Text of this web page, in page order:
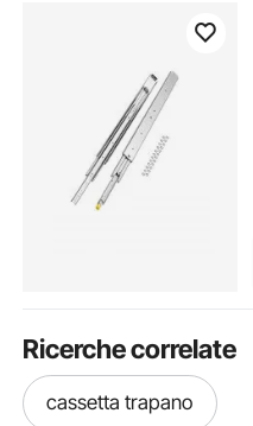
Ricerche correlate
cassetta trapano